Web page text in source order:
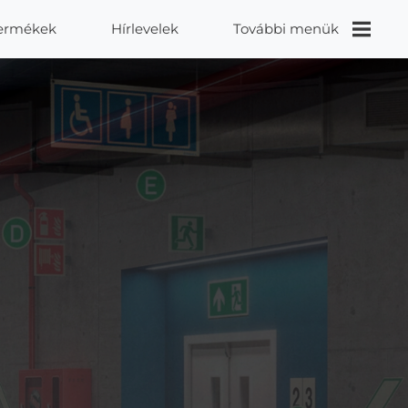
Hírlevelek További menük